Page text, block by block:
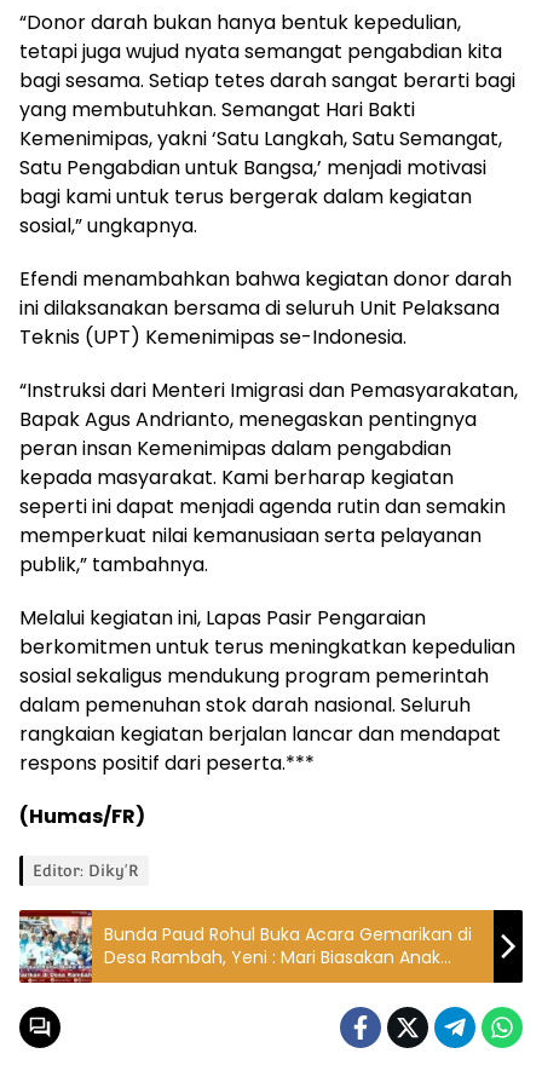
“Donor darah bukan hanya bentuk kepedulian,
tetapi juga wujud nyata semangat pengabdian kita
bagi sesama. Setiap tetes darah sangat berarti bagi
yang membutuhkan. Semangat Hari Bakti
Kemenimipas, yakni ‘Satu Langkah, Satu Semangat,
Satu Pengabdian untuk Bangsa,’ menjadi motivasi
bagi kami untuk terus bergerak dalam kegiatan
sosial,” ungkapnya.
Efendi menambahkan bahwa kegiatan donor darah
ini dilaksanakan bersama di seluruh Unit Pelaksana
Teknis (UPT) Kemenimipas se-Indonesia.
“Instruksi dari Menteri Imigrasi dan Pemasyarakatan,
Bapak Agus Andrianto, menegaskan pentingnya
peran insan Kemenimipas dalam pengabdian
kepada masyarakat. Kami berharap kegiatan
seperti ini dapat menjadi agenda rutin dan semakin
memperkuat nilai kemanusiaan serta pelayanan
publik,” tambahnya.
Melalui kegiatan ini, Lapas Pasir Pengaraian
berkomitmen untuk terus meningkatkan kepedulian
sosial sekaligus mendukung program pemerintah
dalam pemenuhan stok darah nasional. Seluruh
rangkaian kegiatan berjalan lancar dan mendapat
respons positif dari peserta.***
(Humas/FR)
Editor: Diky'R
Bunda Paud Rohul Buka Acara Gemarikan di
Desa Rambah, Yeni : Mari Biasakan Anak
Gemar Makan Ikan